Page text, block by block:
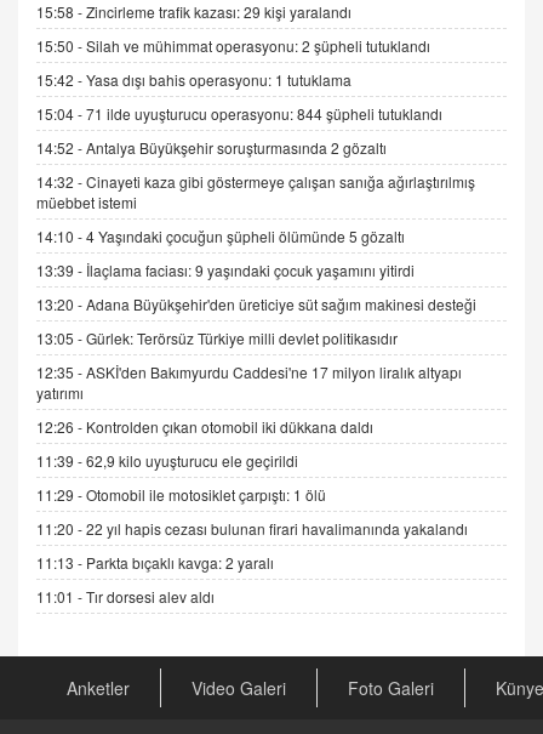
SEHER EREK
Kış Ayları Geldi, Hangi Önlemler Alınmalı?
9.12.2025 10:11
İNCİ GÜL AKÖL
Trump Keşke Adana'yı da Ziyaret Etse...
06.07.2026 13:00
ADEM AKÖL
Esed Destekçilerinin Yüzüne Vurulan Şamar:
Sednaya
11.12.2024 12:30
DR. EKREM ASLAN
Gerçek Ne, Algı Ne? "Beraber Yürüyoruz"
Cümlesinin Peşinden
19.07.2025 12:45
GÖNÜL MENEKŞE
Şifacının Yolu
04.11.2025 12:56
Kira Uyuşmazlıklarında Dava Açmadan Önce
Arabulucuya Başvuru Şartı
23.09.2023 16:30
15:58 -Zincirleme trafik kazası: 29 kişi yaralandı
15:50 -Silah ve mühimmat operasyonu: 2 şüpheli tutuklandı
15:42 -Yasa dışı bahis operasyonu: 1 tutuklama
15:04 -71 ilde uyuşturucu operasyonu: 844 şüpheli tutuklandı
14:52 -Antalya Büyükşehir soruşturmasında 2 gözaltı
14:32 -Cinayeti kaza gibi göstermeye çalışan sanığa ağırlaştırılmış
müebbet istemi
14:10 -4 Yaşındaki çocuğun şüpheli ölümünde 5 gözaltı
13:39 - İlaçlama faciası: 9 yaşındaki çocuk yaşamını yitirdi
13:20 -Adana Büyükşehir'den üreticiye süt sağım makinesi desteği
13:05 -Gürlek: Terörsüz Türkiye milli devlet politikasıdır
12:35 -ASKİ'den Bakımyurdu Caddesi'ne 17 milyon liralık altyapı
yatırımı
12:26 - Kontrolden çıkan otomobil iki dükkana daldı
11:39 -62,9 kilo uyuşturucu ele geçirildi
11:29 -Otomobil ile motosiklet çarpıştı: 1 ölü
11:20 -22 yıl hapis cezası bulunan firari havalimanında yakalandı
11:13 - Parkta bıçaklı kavga: 2 yaralı
11:01 -Tır dorsesi alev aldı
Anketler Video Galeri Foto Galeri Künye